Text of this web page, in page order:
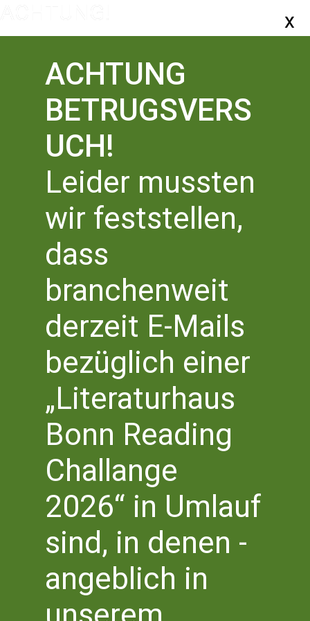
ZURÜCK ZUR ÜBERSICHT
BONN LIEST EIN BUCH
INFOTREFFEN FÜR
MITMACH-
INTERESSIERTE
Dienstag, 26. August 2025,18.00 Uhr
Lesegarten der Zentralbibliothek
ACHTUNG
BETRUGSVERS
UCH!
Leider mussten
wir feststellen,
dass
branchenweit
derzeit E-Mails
bezüglich einer
„Literaturhaus
Bonn Reading
Challange
2026“ in Umlauf
sind, in denen -
angeblich in